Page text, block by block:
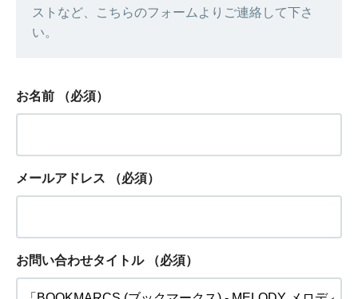
ストなど、こちらのフォームよりご連絡して下さ
い。
お名前 （必須）
メールアドレス （必須）
お問い合わせタイトル （必須）